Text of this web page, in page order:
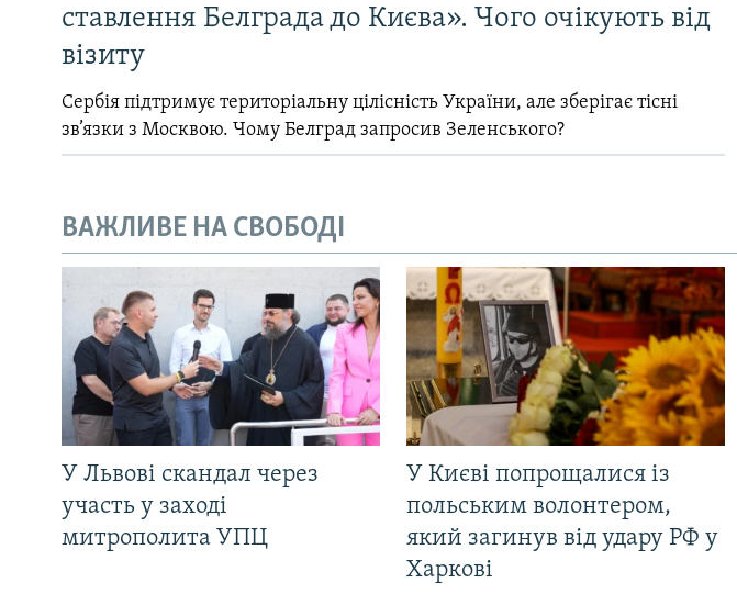
ставлення Белграда до Києва». Чого очікують від
візиту
Сербія підтримує територіальну цілісність України, але зберігає тісні
зв’язки з Москвою. Чому Белград запросив Зеленського?
ВАЖЛИВЕ НА СВОБОДІ
У Львові скандал через
участь у заході
митрополита УПЦ
У Києві попрощалися із
польським волонтером,
який загинув від удару РФ у
Харкові